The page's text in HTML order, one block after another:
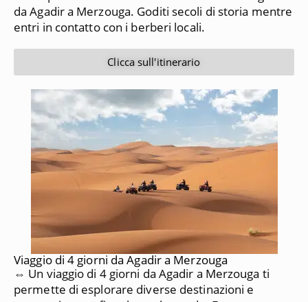
da Agadir a Merzouga. Goditi secoli di storia mentre
entri in contatto con i berberi locali.
Clicca sull'itinerario
Viaggio di 4 giorni da Agadir a Merzouga
⇔ Un viaggio di 4 giorni da Agadir a Merzouga ti
permette di esplorare diverse destinazioni e